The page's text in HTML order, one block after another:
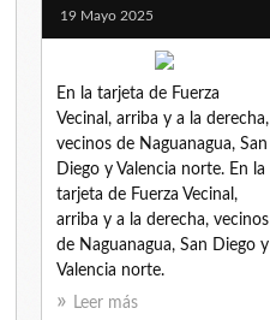
19 Mayo 2025
En la tarjeta de Fuerza
Vecinal, arriba y a la derecha,
vecinos de Naguanagua, San
Diego y Valencia norte. En la
tarjeta de Fuerza Vecinal,
arriba y a la derecha, vecinos
de Naguanagua, San Diego y
Valencia norte.
Leer más